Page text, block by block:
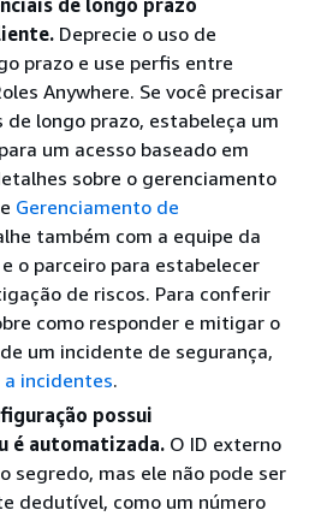
Deprecie o uso de
prazo e use perfis entre
Anywhere. Se você precisar
longo prazo, estabeleça um
um acesso baseado em
sobre o gerenciamento
Gerenciamento de
também com a equipe da
o parceiro para estabelecer
de riscos. Para conferir
como responder e mitigar o
um incidente de segurança,
a incidentes.
possui
é automatizada. O ID externo
segredo, mas ele não pode ser
dedutível, como um número